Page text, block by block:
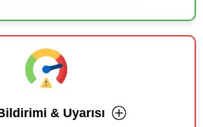
& Uyarısı